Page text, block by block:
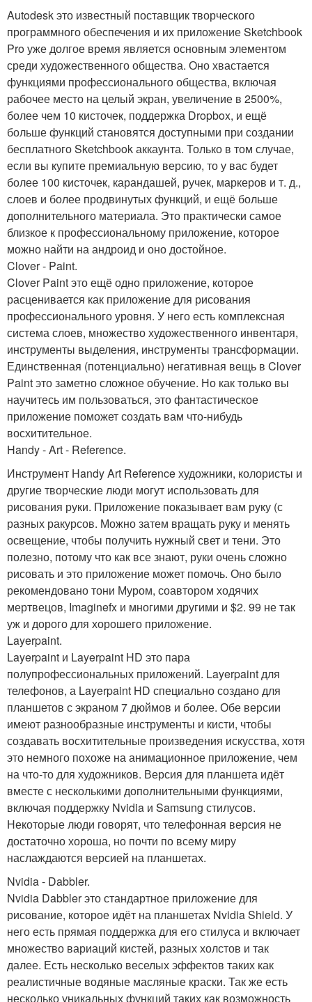
Autodesk это известный поставщик творческого
программного обеспечения и их приложение Sketchbook
Pro уже долгое время является основным элементом
среди художественного общества. Оно хвастается
функциями профессионального общества, включая
рабочее место на целый экран, увеличение в 2500%,
более чем 10 кисточек, поддержка Dropbox, и ещё
больше функций становятся доступными при создании
бесплатного Sketchbook аккаунта. Только в том случае,
если вы купите премиальную версию, то у вас будет
более 100 кисточек, карандашей, ручек, маркеров и т. д.,
слоев и более продвинутых функций, и ещё больше
дополнительного материала. Это практически самое
близкое к профессиональному приложение, которое
можно найти на андроид и оно достойное.
Clover - Paint.
Clover Paint это ещё одно приложение, которое
расценивается как приложение для рисования
профессионального уровня. У него есть комплексная
система слоев, множество художественного инвентаря,
инструменты выделения, инструменты трансформации.
Единственная (потенциально) негативная вещь в Clover
Paint это заметно сложное обучение. Но как только вы
научитесь им пользоваться, это фантастическое
приложение поможет создать вам что-нибудь
восхитительное.
Handy - Art - Reference.
Инструмент Handy Art Reference художники, колористы и
другие творческие люди могут использовать для
рисования руки. Приложение показывает вам руку (с
разных ракурсов. Можно затем вращать руку и менять
освещение, чтобы получить нужный свет и тени. Это
полезно, потому что как все знают, руки очень сложно
рисовать и это приложение может помочь. Оно было
рекомендовано тони Муром, соавтором ходячих
мертвецов, Imaginefx и многими другими и $2. 99 не так
уж и дорого для хорошего приложение.
Layerpaint.
Layerpaint и Layerpaint HD это пара
полупрофессиональных приложений. Layerpaint для
телефонов, а Layerpaint HD специально создано для
планшетов с экраном 7 дюймов и более. Обе версии
имеют разнообразные инструменты и кисти, чтобы
создавать восхитительные произведения искусства, хотя
это немного похоже на анимационное приложение, чем
на что-то для художников. Версия для планшета идёт
вместе с несколькими дополнительными функциями,
включая поддержку Nvidia и Samsung стилусов.
Некоторые люди говорят, что телефонная версия не
достаточно хороша, но почти по всему миру
наслаждаются версией на планшетах.
Nvidia - Dabbler.
Nvidia Dabbler это стандартное приложение для
рисование, которое идёт на планшетах Nvidia Shield. У
него есть прямая поддержка для его стилуса и включает
множество вариаций кистей, разных холстов и так
далее. Есть несколько веселых эффектов таких как
реалистичные водяные масляные краски. Так же есть
несколько уникальных функций таких как возможность